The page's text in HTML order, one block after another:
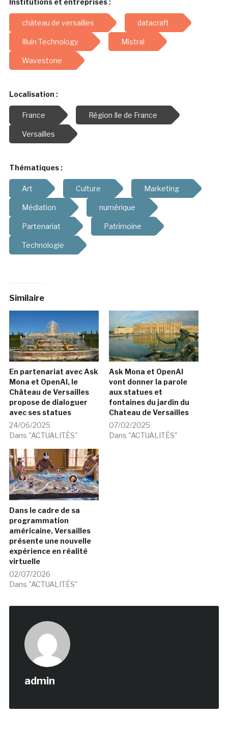
château de versailles datacraft
Illuin Technology Mistral
Wavestone
Localisation :
France Région Ile de France
Versailles
Thématiques :
Art Culture Marketing
Médiation numérique
Partenariat Patrimoine
Technologie
Similaire
En partenariat avec Ask
Mona et OpenAI, le
Château de Versailles
propose de dialoguer
avec ses statues
24/06/2025
Dans "ACTUALITÉS"
Ask Mona et OpenAI
vont donner la parole
aux statues et
fontaines du jardin du
Chateau de Versailles
07/02/2025
Dans "ACTUALITÉS"
Dans le cadre de sa
programmation
américaine, Versailles
présente une nouvelle
expérience en réalité
virtuelle
02/07/2026
Dans "ACTUALITÉS"
admin